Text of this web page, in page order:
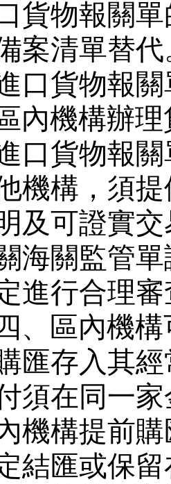
貨物報關
案清單替
口貨物報
內機構辦
口貨物報
機構，須
及可證實
海關監管
進行合理
、區內機
匯存入其
須在同一
機構提前
結匯或保